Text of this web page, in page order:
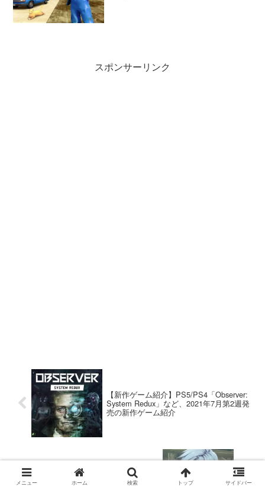
スポンサーリンク
【新作ゲーム紹介】PS5/PS4「Observer:
System Redux」など、2021年7月第2週発
売の新作ゲーム紹介
PS4「那由多の軌跡：改」コレクトアイ
メニュー ホーム 検索 トップ サイドバー